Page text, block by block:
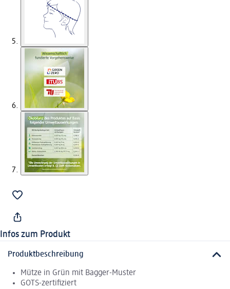
Infos zum Produkt
Produktbeschreibung
Mütze in Grün mit Bagger-Muster
GOTS-zertifiziert